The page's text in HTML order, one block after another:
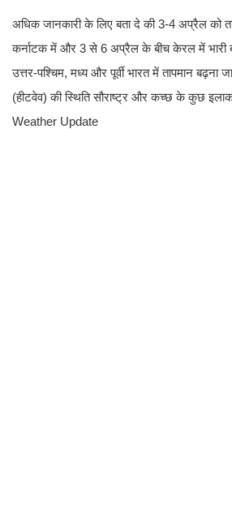
अधिक जानकारी के लिए बता दे की 3-4 अप्रैल को
कर्नाटक में और 3 से 6 अप्रैल के बीच केरल में भारी
उत्तर-पश्चिम, मध्य और पूर्वी भारत में तापमान बढ़ना
(हीटवेव) की स्थिति सौराष्ट्र और कच्छ के कुछ
Weather Update